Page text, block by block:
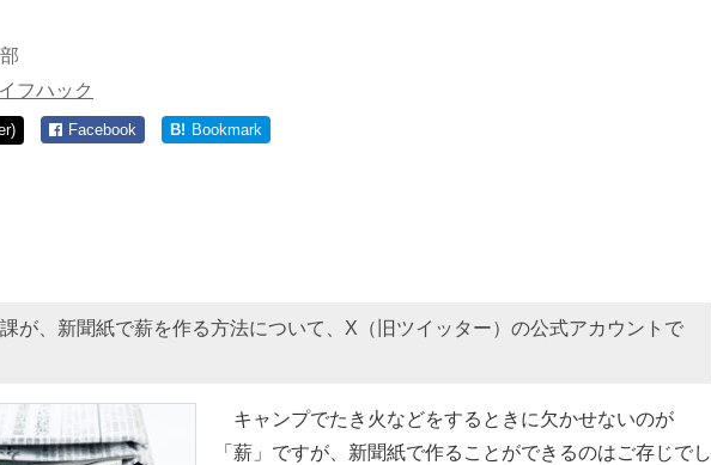
フハック
Facebook B! Bookmark
が、新聞紙で薪を作る方法について、X（旧ツイッター）の公式アカウントで
キャンプでたき火などをするときに欠かせないのが
「薪」ですが、新聞紙で作ることができるのはご存じでし